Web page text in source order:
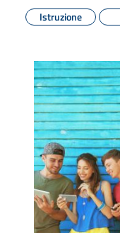
Istruzione